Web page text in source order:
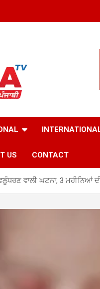
– The
Channel
US CONTACT
ਵਾਲੀ ਘਟਨਾ, 3 ਮਹੀਨਿਆਂ